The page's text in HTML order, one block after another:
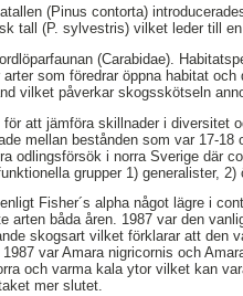
(Pinus contorta)
tall (P. sylvestris) vilket leder till
(Carabidae).
som föredrar öppna habitat
vilket påverkar skogsskötseln
för att jämföra skillnader i diversitet
mellan bestånden som var 17-
odlingsförsök i norra Sverige där
grupper 1) generalister, 2)
Fisher´s alpha något lägre i
arten båda åren. 1987 var den
skogsart vilket förklarar att den
var Amara nigricornis och
och varma kala ytor vilket kan
mer slutet.